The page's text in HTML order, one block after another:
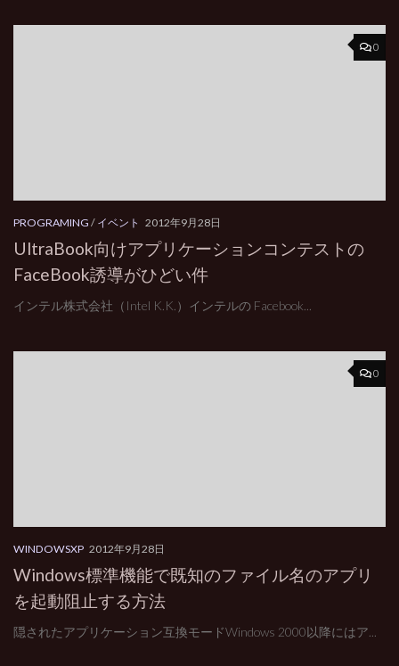
0
PROGRAMING / イベント 2012年9月28日
UltraBook向けアプリケーションコンテストの
FaceBook誘導がひどい件
インテル株式会社（Intel K.K.）インテルの Facebook...
0
WINDOWSXP 2012年9月28日
Windows標準機能で既知のファイル名のアプリ
を起動阻止する方法
隠されたアプリケーション互換モードWindows 2000以降にはア...